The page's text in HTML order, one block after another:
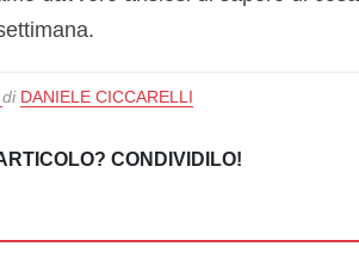
di DANIELE CICCARELLI
CONDIVIDILO!